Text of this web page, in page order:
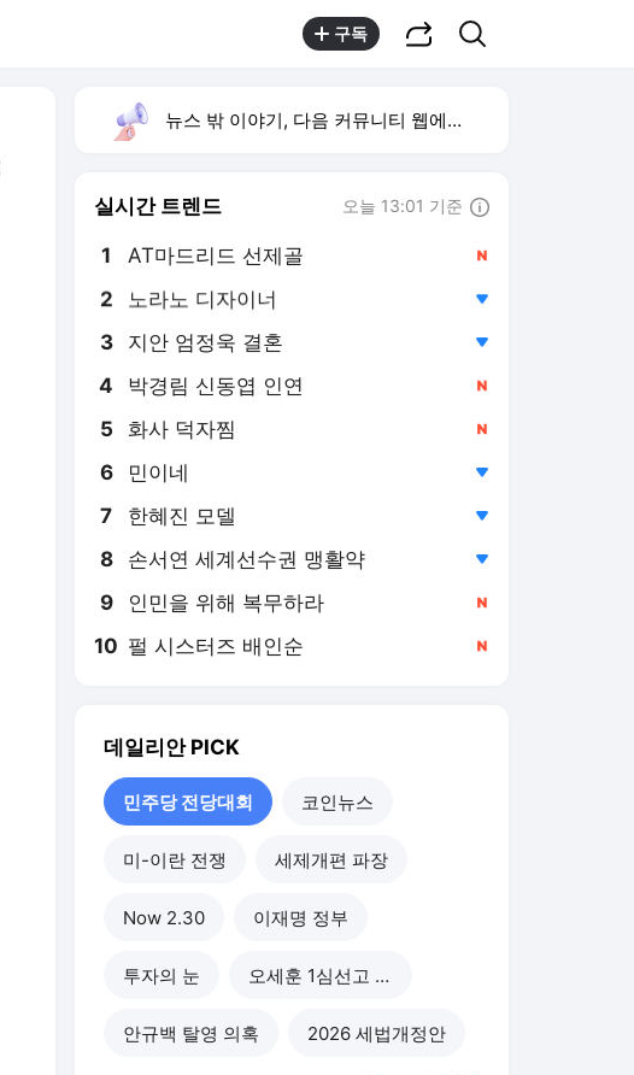
구독
뉴스 밖 이야기, 다음 커뮤니티 웹에서 보기
실시간 트렌드 오늘 13:01 기준
1 AT마드리드 선제골
2 노라노 디자이너
3 지안 엄정욱 결혼
4 박경림 신동엽 인연
5 화사 덕자찜
6 민이네
7 한혜진 모델
8 손서연 세계선수권 맹활약
9 인민을 위해 복무하라
10 펄 시스터즈 배인순
데일리안PICK
민주당 전당대회 코인뉴스
미-이란 전쟁 세제개편 파장
Now 2.30 이재명 정부
투자의 눈 오세훈 1심선고 이후
안규백 탈영 의혹 2026 세법개정안